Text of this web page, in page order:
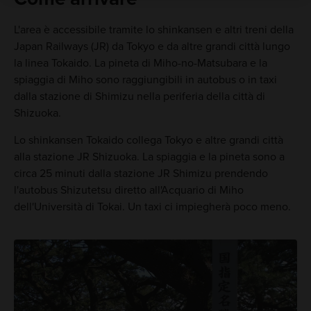
L'area è accessibile tramite lo shinkansen e altri treni della
Japan Railways (JR) da Tokyo e da altre grandi città lungo
la linea Tokaido. La pineta di Miho-no-Matsubara e la
spiaggia di Miho sono raggiungibili in autobus o in taxi
dalla stazione di Shimizu nella periferia della città di
Shizuoka.
Lo shinkansen Tokaido collega Tokyo e altre grandi città
alla stazione JR Shizuoka. La spiaggia e la pineta sono a
circa 25 minuti dalla stazione JR Shimizu prendendo
l'autobus Shizutetsu diretto all'Acquario di Miho
dell'Università di Tokai. Un taxi ci impiegherà poco meno.